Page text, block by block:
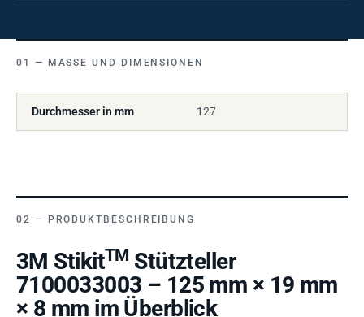
MASSE UND DIMENSIONEN
Durchmesser in mm 127
PRODUKTBESCHREIBUNG
3M StikitTM Stützteller
7100033003 – 125 mm × 19 mm
× 8 mm im Überblick